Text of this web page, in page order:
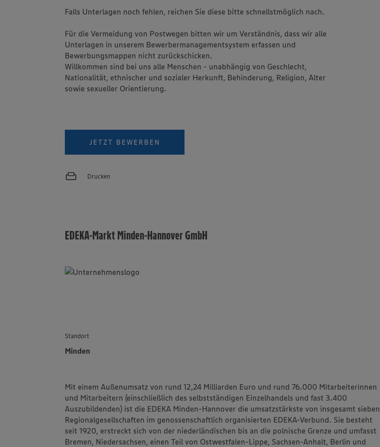
Falls Unterlagen noch fehlen, reichen Sie diese bitte schnellstmöglich nach.
Für die Vermeidung von Postwegen bitten wir um Verständnis, dass wir alle
Unterlagen in unserem Bewerbermanagementsystem erfassen und
Bewerbungsmappen nicht zurückschicken.
Willkommen sind bei uns alle Menschen - unabhängig von Geschlecht,
Nationalität, ethnischer und sozialer Herkunft, Behinderung, Religion, Alter
sowie sexueller Orientierung.
JETZT BEWERBEN
Drucken
EDEKA-Markt Minden-Hannover GmbH
Standort
Minden
Mit einem Außenumsatz von rund 12,24 Milliarden Euro und rund 76.000 Mitarbeiterinnen
und Mitarbeitern (einschließlich des selbstständigen Einzelhandels und fast 3.400
Auszubildenden) ist die EDEKA Minden-Hannover die umsatzstärkste von insgesamt sieben
Regionalgesellschaften im genossenschaftlich organisierten EDEKA-Verbund. Sie besteht
seit 1920, erstreckt sich von der niederländischen bis an die polnische Grenze und umfasst
Bremen, Niedersachsen, einen Teil von Ostwestfalen-Lippe, Sachsen-Anhalt, Berlin und